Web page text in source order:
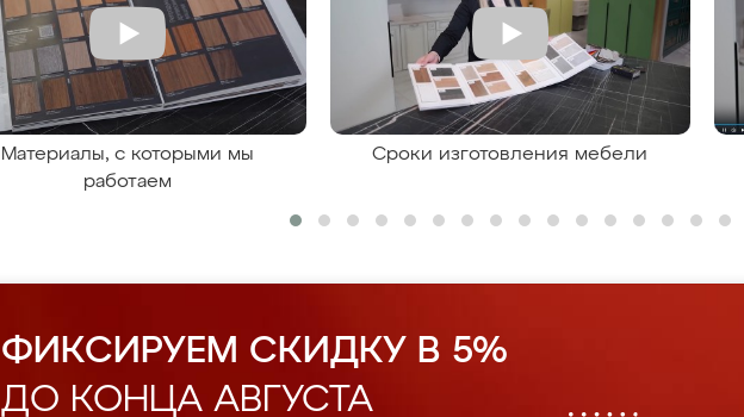
Материалы, с которыми мы
работаем
Сроки изготовления мебели
ФИКСИРУЕМ СКИДКУ В 5%
ДО КОНЦА АВГУСТА